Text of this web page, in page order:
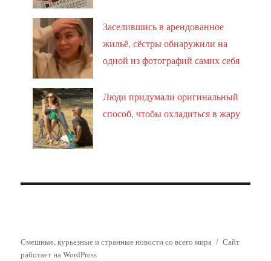
Заселившись в арендованное
жильё, сёстры обнаружили на
одной из фотографий самих себя
Люди придумали оригинальный
способ, чтобы охладиться в жару
Смешные, курьезные и странные новости со всего мира
Сайт
работает на WordPress